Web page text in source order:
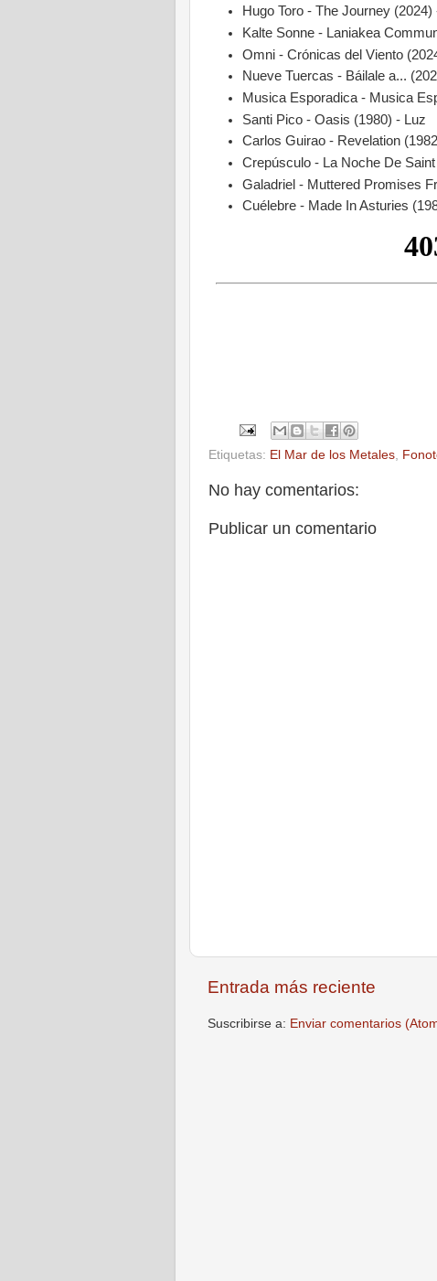
Hugo Toro - The Journey (2024)
Kalte Sonne - Laniakea
Omni - Crónicas del Viento
Nueve Tuercas - Báilale a...
Musica Esporadica - Musica
Santi Pico - Oasis (1980) - Luz
Carlos Guirao - Revelation
Crepúsculo - La Noche De
Galadriel - Muttered Promises
Cuélebre - Made In Asturies
Etiquetas: El Mar de los Metales,
No hay comentarios:
Publicar un comentario
Entrada más reciente
Suscribirse a: Enviar comentarios